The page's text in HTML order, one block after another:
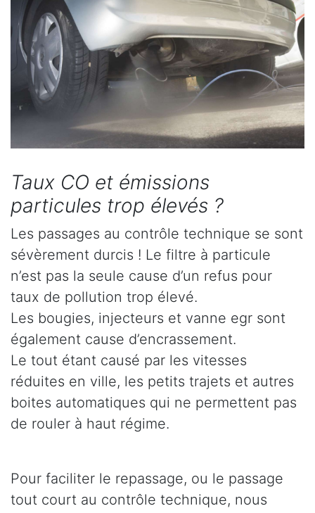
Taux CO et émissions
particules trop élevés ?
Les passages au contrôle technique se sont
sévèrement durcis ! Le filtre à particule
n’est pas la seule cause d’un refus pour
taux de pollution trop élevé.
Les bougies, injecteurs et vanne egr sont
également cause d’encrassement.
Le tout étant causé par les vitesses
réduites en ville, les petits trajets et autres
boites automatiques qui ne permettent pas
de rouler à haut régime.
Pour faciliter le repassage, ou le passage
tout court au contrôle technique, nous